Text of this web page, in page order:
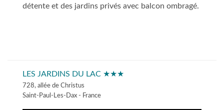
détente et des jardins privés avec balcon ombragé.
LES JARDINS DU LAC ★★★
728, allée de Christus
Saint-Paul-Les-Dax - France